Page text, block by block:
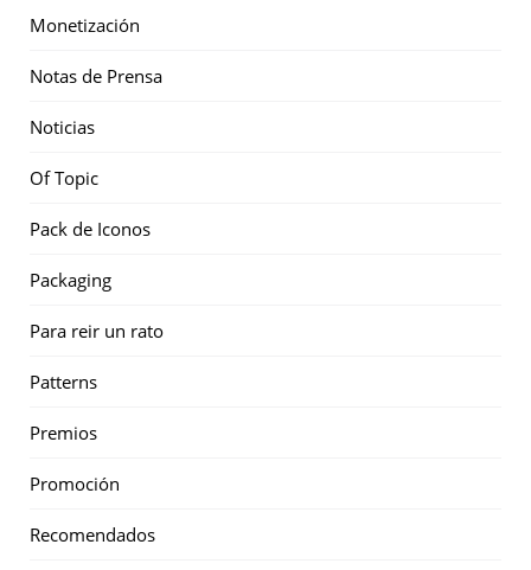
Monetización
Notas de Prensa
Noticias
Of Topic
Pack de Iconos
Packaging
Para reir un rato
Patterns
Premios
Promoción
Recomendados